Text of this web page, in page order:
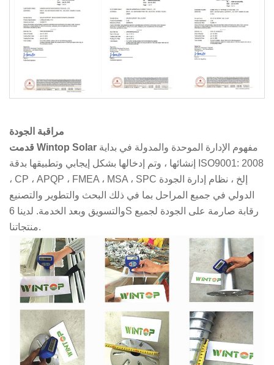
مراقبة الجودة
قدمت Wintop Solar
إنشائها ، وتم إدخالها بشكل إيجابي وتطبيقها بدقة ISO9001: 2008
، CP ، APQP ، FMEA ، MSA ، SPC إلخ ، نظام إدارة الجودة
الدولي في جميع المراحل بما في ذلك البحث والتطوير والتصنيع
والتسويق وبعد الخدمة. لدينا 6S رقابة صارمة على الجودة لجميع
منتجاتنا.